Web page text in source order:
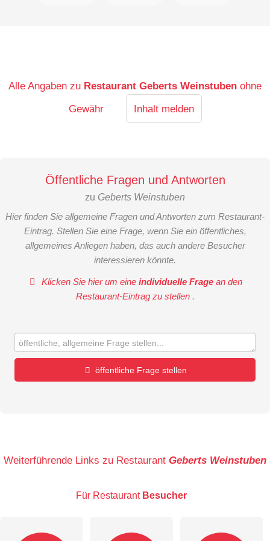
Alle Angaben zu Restaurant Geberts Weinstuben ohne
Gewähr
Inhalt melden
Öffentliche Fragen und Antworten
zu Geberts Weinstuben
Hier finden Sie allgemeine Fragen und Antworten zum Restaurant-
Eintrag. Stellen Sie eine Frage, wenn Sie ein öffentliches,
allgemeines Anliegen haben, das auch andere Besucher
interessieren könnte.
Klicken Sie hier um eineindividuelle Frage an den
Restaurant-Eintrag zu stellen .
öffentliche Frage stellen
E-Mail-Adresse (wird nicht veröffentlicht)
Weiterführende Links zu Restaurant Geberts Weinstuben
Für Restaurant Besucher